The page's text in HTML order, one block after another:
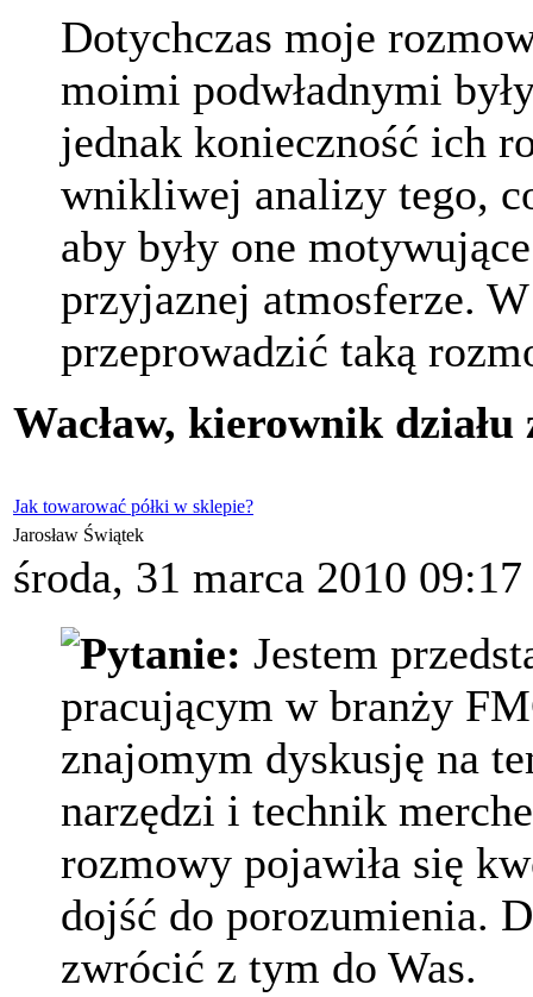
Dotychczas moje
moimi podwładnymi
jednak konieczność ich
wnikliwej analizy tego,
aby były one
przyjaznej atmosferze.
przeprowadzić taką
Wacław, kierownik działu
Jak towarować półki w sklepie?
Jarosław Świątek
środa, 31 marca 2010 09:17
Pytanie: Jestem
pracującym w branży
znajomym dyskusję na
narzędzi i technik
rozmowy pojawiła się
dojść do porozumienia.
zwrócić z tym do Was.